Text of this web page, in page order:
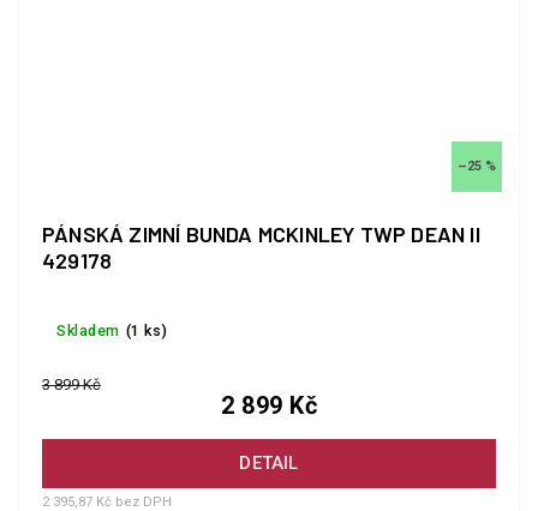
–25 %
PÁNSKÁ ZIMNÍ BUNDA MCKINLEY TWP DEAN II
429178
Skladem (1 ks)
DETAIL
2 395,87 Kč bez DPH
3 899 Kč
2 899 Kč